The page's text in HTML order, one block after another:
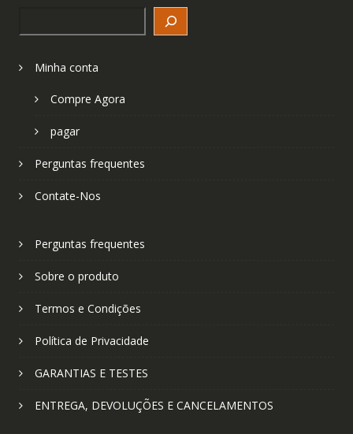
Minha conta
Compre Agora
pagar
Perguntas frequentes
Contate-Nos
Perguntas frequentes
Sobre o produto
Termos e Condições
Política de Privacidade
GARANTIAS E TESTES
ENTREGA, DEVOLUÇÕES E CANCELAMENTOS